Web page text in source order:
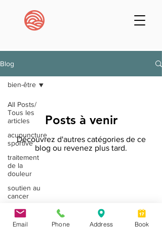
Blog
All Posts/
Tous les
articles
acupuncture
sportive
traitement
de la
douleur
soutien au
cancer
santé
mentale
bien-être
Posts à venir
Découvrez d'autres catégories de ce
blog ou revenez plus tard.
garantie de résultats spécifiques n’est garantie ou
implicite. Vos résultats dépendront de nombreux
facteurs. Nos conseils ne remplacent pas les conseils
médicaux d’un médecin et nous ne diagnostiquons pas
les problèmes de santé.
Email Phone Address Book